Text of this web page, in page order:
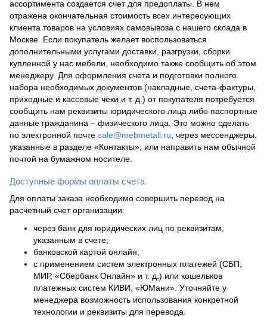
ассортимента создается счет для предоплаты. В нем
отражена окончательная стоимость всех интересующих
клиента товаров на условиях самовывоза с нашего склада в
Москве. Если покупатель желает воспользоваться
дополнительными услугами доставки, разгрузки, сборки
купленной у нас мебели, необходимо также сообщить об этом
менеджеру. Для оформления счета и подготовки полного
набора необходимых документов (накладные, счета-фактуры,
приходные и кассовые чеки и т. д.) от покупателя потребуется
сообщить нам реквизиты юридического лица либо паспортные
данные гражданина – физического лица. Это можно сделать
по электронной почте sale@mebmetall.ru , через мессенджеры,
указанные в разделе «Контакты», или направить нам обычной
почтой на бумажном носителе.
Доступные формы оплаты счета
Для оплаты заказа необходимо совершить перевод на
расчетный счет организации:
через банк для юридических лиц по реквизитам,
указанным в счете;
банковской картой онлайн;
с применением систем электронных платежей (СБП,
МИР, «Сбербанк Онлайн» и т. д.) или кошельков
платежных систем КИВИ, «ЮМани». Уточняйте у
менеджера возможность использования конкретной
технологии и реквизиты для перевода.